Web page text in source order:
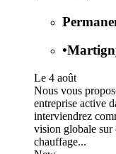
•
Le 4 août
Nous vous
entreprise active
interviendrez
vision globale sur
chauffage...